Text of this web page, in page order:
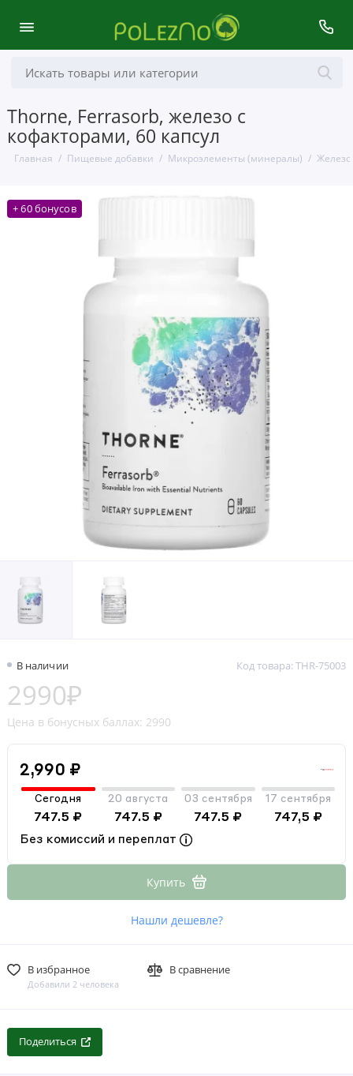
Thorne, Ferrasorb, железо с
кофакторами, 60 капсул
Главная Пищевые добавки Микроэлементы (минералы) Железо
+ 60 бонусов
В наличии Код товара: THR-75003
2990₽
Цена в бонусных баллах: 2990
2,990 ₽
Сегодня
747.5 ₽
20 августа
747.5 ₽
03 сентября
747.5 ₽
17 сентября
747,5 ₽
Без комиссий и переплат
Купить
Нашли дешевле?
В избранное
Добавили 2 человека
В сравнение
Поделиться